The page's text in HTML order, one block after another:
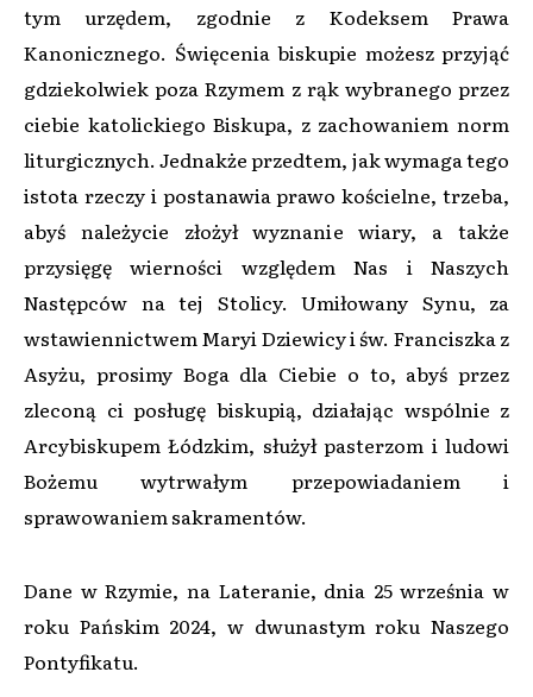
tym urzędem, zgodnie z Kodeksem Prawa
Kanonicznego. Święcenia biskupie możesz przyjąć
gdziekolwiek poza Rzymem z rąk wybranego przez
ciebie katolickiego Biskupa, z zachowaniem norm
liturgicznych. Jednakże przedtem, jak wymaga tego
istota rzeczy i postanawia prawo kościelne, trzeba,
abyś należycie złożył wyznanie wiary, a także
przysięgę wierności względem Nas i Naszych
Następców na tej Stolicy. Umiłowany Synu, za
wstawiennictwem Maryi Dziewicy i św. Franciszka z
Asyżu, prosimy Boga dla Ciebie o to, abyś przez
zleconą ci posługę biskupią, działając wspólnie z
Arcybiskupem Łódzkim, służył pasterzom i ludowi
Bożemu wytrwałym przepowiadaniem i
sprawowaniem sakramentów.
Dane w Rzymie, na Lateranie, dnia 25 września w
roku Pańskim 2024, w dwunastym roku Naszego
Pontyfikatu.